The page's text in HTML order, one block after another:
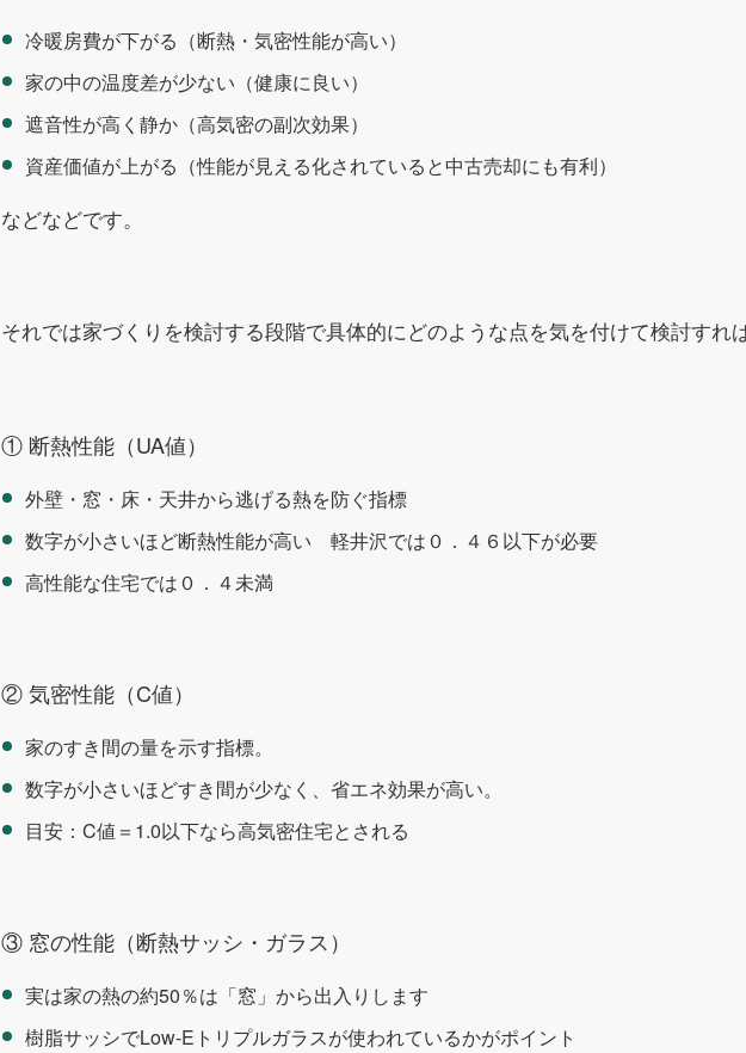
冷暖房費が下がる（断熱・気密性能が高い）
家の中の温度差が少ない（健康に良い）
遮音性が高く静か（高気密の副次効果）
資産価値が上がる（性能が見える化されていると中古売却にも有利）
などなどです。
それでは家づくりを検討する段階で具体的にどのような点を気を付けて検討すれ
① 断熱性能（UA値）
外壁・窓・床・天井から逃げる熱を防ぐ指標
数字が小さいほど断熱性能が高い 軽井沢では０．４６以下が必要
高性能な住宅では０．４未満
② 気密性能（C値）
家のすき間の量を示す指標。
数字が小さいほどすき間が少なく、省エネ効果が高い。
目安： C値＝ 1.0以下なら高気密住宅とされる
③ 窓の性能（断熱サッシ・ガラス）
実は家の熱の約50％は「窓」から出入りします
樹脂サッシでLow-E トリプルガラスが使われているかがポイント